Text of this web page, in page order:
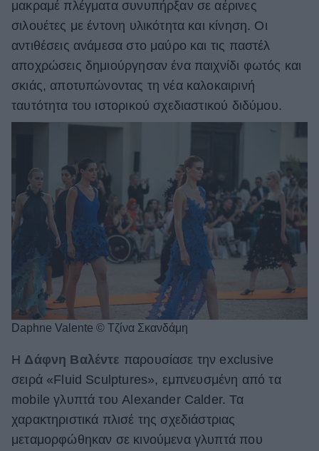
μακραμέ πλέγματα συνυπήρξαν σε αέρινες
σιλουέτες με έντονη υλικότητα και κίνηση. Οι
αντιθέσεις ανάμεσα στο μαύρο και τις παστέλ
αποχρώσεις δημιούργησαν ένα παιχνίδι φωτός και
σκιάς, αποτυπώνοντας τη νέα καλοκαιρινή
ταυτότητα του ιστορικού σχεδιαστικού διδύμου.
Daphne Valente © Τζίνα Σκανδάμη
Η Δάφνη Βαλέντε παρουσίασε την exclusive
σειρά «Fluid Sculptures», εμπνευσμένη από τα
mobile γλυπτά του Alexander Calder. Τα
χαρακτηριστικά πλισέ της σχεδιάστριας
μεταμορφώθηκαν σε κινούμενα γλυπτά που